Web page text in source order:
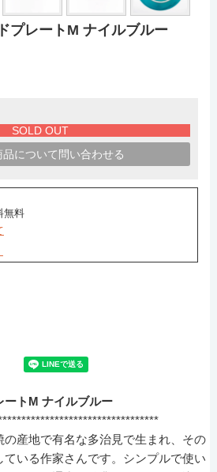
プレートM ナイルブルー
SOLD OUT
品について問い合わせる
無料
ートM ナイルブルー
の産地で有名な多治見で生まれ、その
いる作家さんです。シンプルで使い